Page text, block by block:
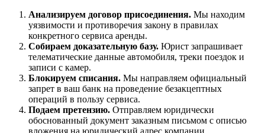
Анализируем договор присоединения. Мы находим
уязвимости и противоречия закону в правилах
конкретного сервиса аренды.
Собираем доказательную базу. Юрист запрашивает
телематические данные автомобиля, треки поездок и
записи с камер.
Блокируем списания. Мы направляем официальный
запрет в ваш банк на проведение безакцептных
операций в пользу сервиса.
Подаем претензию. Отправляем юридически
обоснованный документ заказным письмом с описью
вложения на юридический адрес компании.